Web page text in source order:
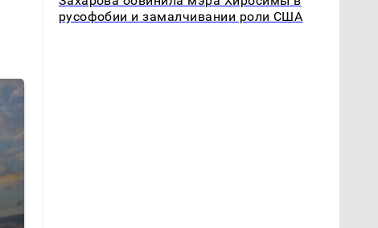
русофобии и замалчивании роли США